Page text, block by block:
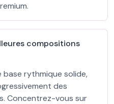
compositions
base rythmique solide,
des
Concentrez-vous sur